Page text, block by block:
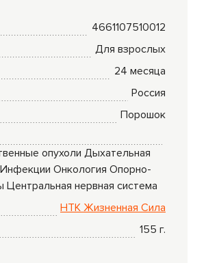
4661107510012
Для взрослых
24 месяца
Россия
Порошок
опухоли Дыхательная
Инфекции Онкология Опорно-
Центральная нервная система
НТК Жизненная Сила
155 г.